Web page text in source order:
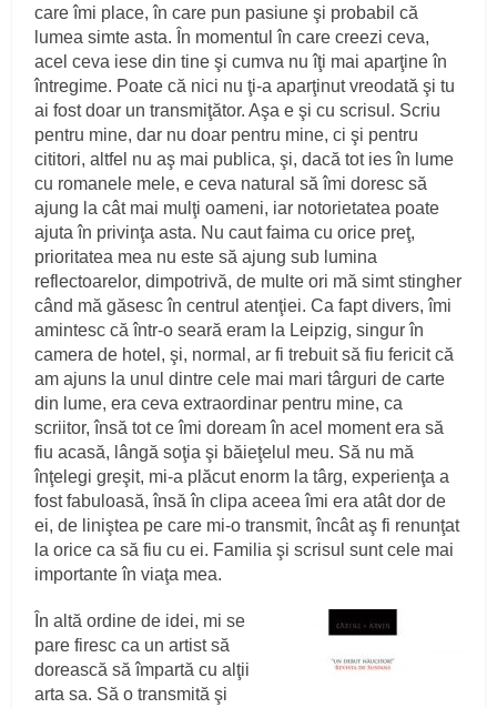
care îmi place, în care pun pasiune şi probabil că
lumea simte asta. În momentul în care creezi ceva,
acel ceva iese din tine şi cumva nu îţi mai aparţine în
întregime. Poate că nici nu ţi-a aparţinut vreodată şi tu
ai fost doar un transmiţător. Aşa e şi cu scrisul. Scriu
pentru mine, dar nu doar pentru mine, ci şi pentru
cititori, altfel nu aş mai publica, şi, dacă tot ies în lume
cu romanele mele, e ceva natural să îmi doresc să
ajung la cât mai mulţi oameni, iar notorietatea poate
ajuta în privinţa asta. Nu caut faima cu orice preţ,
prioritatea mea nu este să ajung sub lumina
reflectoarelor, dimpotrivă, de multe ori mă simt stingher
când mă găsesc în centrul atenţiei. Ca fapt divers, îmi
amintesc că într-o seară eram la Leipzig, singur în
camera de hotel, şi, normal, ar fi trebuit să fiu fericit că
am ajuns la unul dintre cele mai mari târguri de carte
din lume, era ceva extraordinar pentru mine, ca
scriitor, însă tot ce îmi doream în acel moment era să
fiu acasă, lângă soţia şi băieţelul meu. Să nu mă
înţelegi greşit, mi-a plăcut enorm la târg, experienţa a
fost fabuloasă, însă în clipa aceea îmi era atât dor de
ei, de liniştea pe care mi-o transmit, încât aş fi renunţat
la orice ca să fiu cu ei. Familia şi scrisul sunt cele mai
importante în viaţa mea.
În altă ordine de idei, mi se
pare firesc ca un artist să
dorească să împartă cu alţii
arta sa. Să o transmită şi